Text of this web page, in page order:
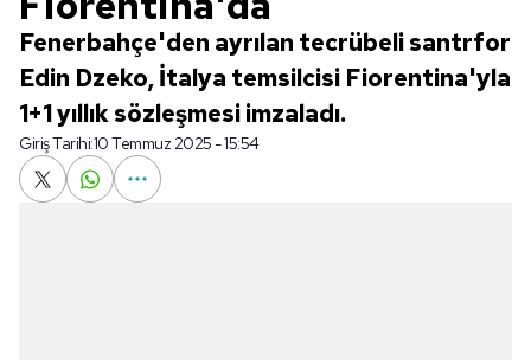
Fenerbahçe'den ayrılan tecrübeli santrfor
Edin Dzeko, İtalya temsilcisi Fiorentina'yla
1+1 yıllık sözleşmesi imzaladı.
Giriş Tarihi:10 Temmuz 2025 - 15:54